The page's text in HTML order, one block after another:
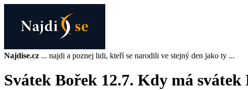
Najdise.cz ... najdi a poznej lidi, kteří se narodili ve stejný den jako ty ...
Svátek Bořek 12.7. Kdy má